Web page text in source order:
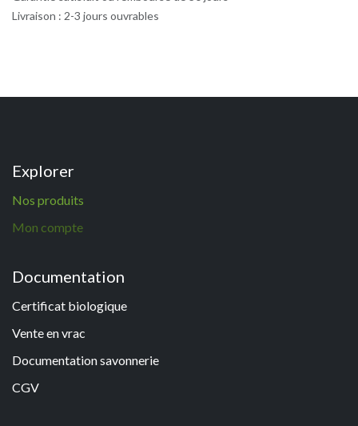
Livraison : 2-3 jours ouvrables
Explorer
Nos produits
Mon compte
Documentation
Certificat biologique
Vente en vrac
Documentation savonnerie
CGV